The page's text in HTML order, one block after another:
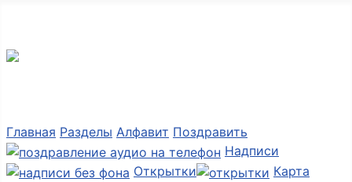
Главная Разделы Алфавит Поздравить
Надписи
Открытки
Карта